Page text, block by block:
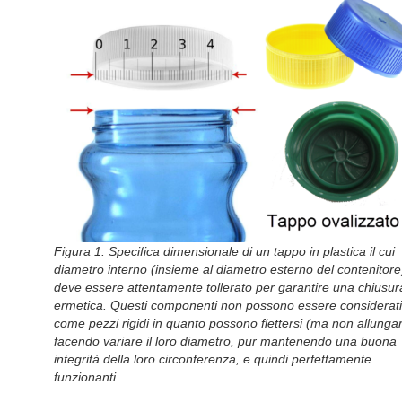
Figura 1. Specifica dimensionale di un tappo in plastica il cui
diametro interno (insieme al diametro esterno del
deve essere attentamente tollerato per garantire una
ermetica. Questi componenti non possono essere considerati
come pezzi rigidi in quanto possono flettersi (ma non
facendo variare il loro diametro, pur mantenendo una buona
integrità della loro circonferenza, e quindi perfettamente
funzionanti.